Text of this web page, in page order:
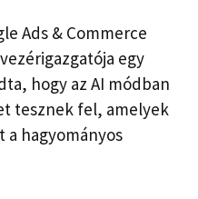
Ads & Commerce
egy
hogy az AI módban
tesznek fel, amelyek
a hagyományos